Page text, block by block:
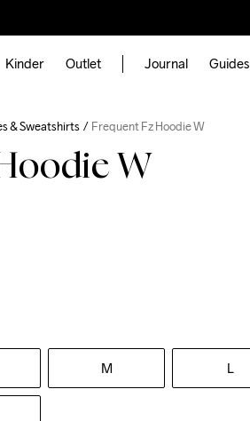
Kinder Outlet Journal Guides
& Sweatshirts Frequent Fz Hoodie W
W
M L